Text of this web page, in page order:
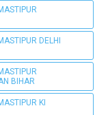
DELHI
BIHAR
KI